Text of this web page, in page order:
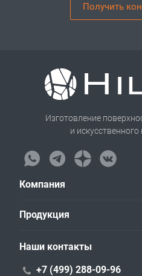
Получить
Изготовление
и
Компания
Продукция
Наши контакты
+7 (499) 288-09-96